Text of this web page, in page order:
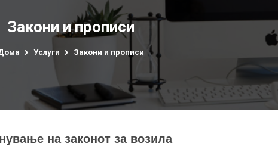
Закони и прописи
Услуги Закони и прописи
на законот за возила